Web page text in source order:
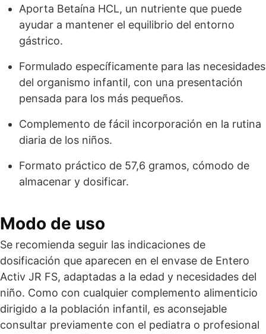
Aporta Betaína HCL, un nutriente que puede
ayudar a mantener el equilibrio del entorno
gástrico.
Formulado específicamente para las necesidades
del organismo infantil, con una presentación
pensada para los más pequeños.
Complemento de fácil incorporación en la rutina
diaria de los niños.
Formato práctico de 57,6 gramos, cómodo de
almacenar y dosificar.
Modo de uso
Se recomienda seguir las indicaciones de
dosificación que aparecen en el envase de Entero
Activ JR FS, adaptadas a la edad y necesidades del
niño. Como con cualquier complemento alimenticio
dirigido a la población infantil, es aconsejable
consultar previamente con el pediatra o profesional